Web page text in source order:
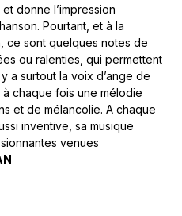
donne l’impression
Pourtant, et à la
ce sont quelques notes de
ou ralenties, qui permettent
a surtout la voix d’ange de
chaque fois une mélodie
et de mélancolie. A chaque
inventive, sa musique
venues